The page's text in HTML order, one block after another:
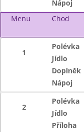
Nápoj
Menu
Chod
1
Polévka
Jídlo
Doplněk
Nápoj
2
Polévka
Jídlo
Příloha